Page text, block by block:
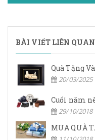
BÀI VIẾT LIÊN QUAN
20/03/2025
29/10/2018